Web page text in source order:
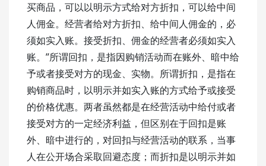
买商品，可以以明示方式给对方折扣，可以给中间
人佣金。经营者给对方折扣、给中间人佣金的，必
须如实入账。接受折扣、佣金的经营者必须如实入
账。”所谓回扣，是指因购销活动而在账外、暗中给
予或者接受对方的现金、实物。所谓折扣，是指在
购销商品时，以明示并如实入账的方式给予或接受
的价格优惠。两者虽然都是在经营活动中给付或者
接受对方的一定经济利益，但区别在于回扣是账
外、暗中进行的，对回扣与经营活动的联系，当事
人在公开场合采取回避态度；而折扣是以明示并如